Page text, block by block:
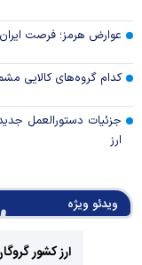
عوارض هرمز؛ فرصت ایران
کدام گروه‌های کالایی
جزئیات دستورالعمل
ارز
ویدئو ویژه
ارز کشور